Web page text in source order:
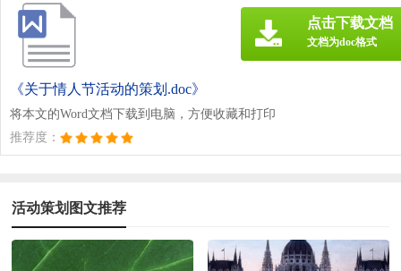
《关于情人节活动的策划.doc》
将本文的Word文档下载到电脑，方便收藏和打印
推荐度：
点击下载文档
文档为doc格式
活动策划图文推荐